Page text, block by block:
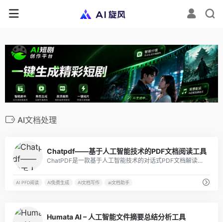
AI文档处理
Chatpdf——基于人工智能技术的PDF文档阅读工具
ChatPDF是一款基于人工智能技术的对话式PDF文档解读工具，它通过自然语言对话的方式，帮助用户快速理解和解读PDF文档内容。经过对PDF文档的分析和处理，使用户能够以对话的形式快速获取文档中的关键信息，提高阅读效率。
AI PFD阅读 AI免费生成 AI文档写作 ai文档助手
Humata AI – 人工智能文件摘要总结分析工具